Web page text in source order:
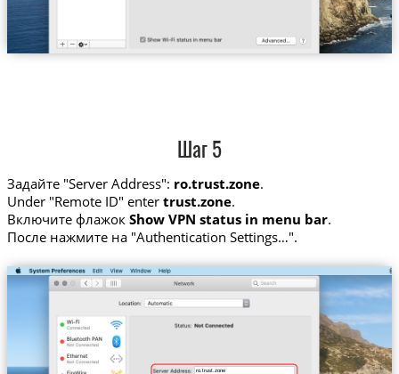
Шаг 5
Задайте "Server Address": ro.trust.zone.
Under "Remote ID" enter trust.zone.
Включите флажок Show VPN status in menu bar.
После нажмите на "Authentication Settings…".
ro.trust.zone